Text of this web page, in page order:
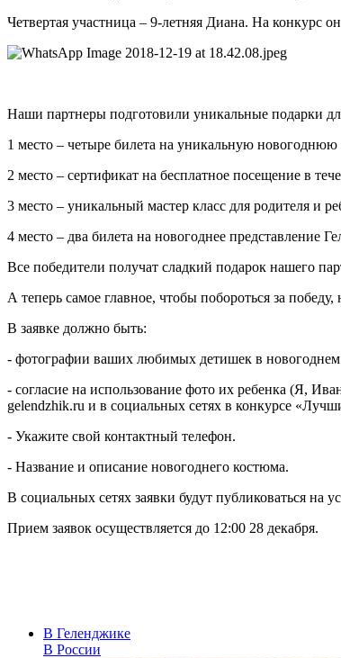
Четвертая участница – 9-летняя Диана. На конкурс
Наши партнеры подготовили уникальные подарки
1 место – четыре билета на уникальную новогоднюю
2 место – сертификат на бесплатное посещение в
3 место – уникальный мастер класс для родителя и
4 место – два билета на новогоднее представление
Все победители получат сладкий подарок нашего
А теперь самое главное, чтобы побороться за
В заявке должно быть:
- фотографии ваших любимых детишек в
- согласие на использование фото их ребенка (Я,
gelendzhik.ru и в социальных сетях в конкурсе
- Укажите свой контактный телефон.
- Название и описание новогоднего костюма.
В социальных сетях заявки будут публиковаться на
Прием заявок осуществляется до 12:00 28 декабря.
В Геленджике
В России